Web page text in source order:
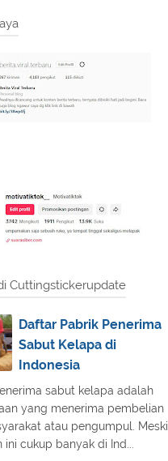
Cuttingstickerupdate
Daftar Pabrik Penerima
Sabut Kelapa di
Indonesia
sabut kelapa adalah
yang menerima pembelian
atau pengumpul. Meski
cukup banyak di Ind...